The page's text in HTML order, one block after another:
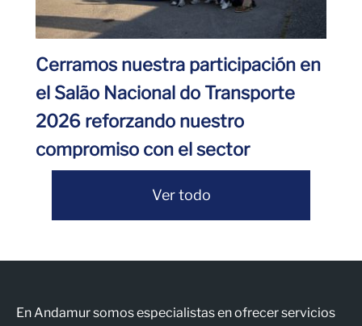
Cerramos nuestra participación en
el Salão Nacional do Transporte
2026 reforzando nuestro
compromiso con el sector
Ver todo
En Andamur somos especialistas en ofrecer servicios